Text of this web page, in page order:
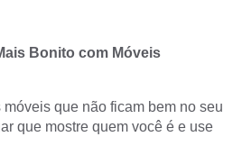
Bonito com Móveis
que não ficam bem no seu
que mostre quem você é e use